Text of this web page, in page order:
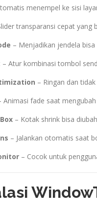
menempel ke sisi
transparansi cepat yang
– Menjadikan jendela
– Atur kombinasi tombol
– Ringan dan
Animasi fade saat
– Kotak shrink bisa
– Jalankan otomatis saat
– Cocok untuk